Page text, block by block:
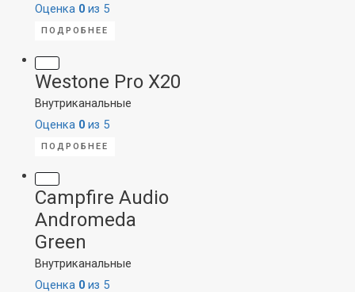
Оценка 0из 5
ПОДРОБНЕЕ
Westone Pro X20
Внутриканальные
Оценка 0из 5
ПОДРОБНЕЕ
Campfire Audio
Andromeda
Green
Внутриканальные
Оценка 0из 5